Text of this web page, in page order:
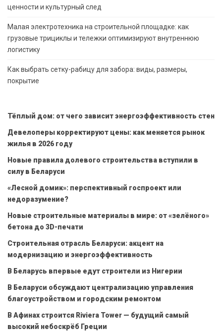
ценности и культурный след
Малая электротехника на строительной площадке: как
грузовые трициклы и тележки оптимизируют внутреннюю
логистику
Как выбрать сетку-рабицу для забора: виды, размеры,
покрытие
Тёплый дом: от чего зависит энергоэффективность стен
Девелоперы корректируют цены: как меняется рынок
жилья в 2026 году
Новые правила долевого строительства вступили в
силу в Беларуси
«Лесной домик»: перспективный госпроект или
недоразумение?
Новые строительные материалы в мире: от «зелёного»
бетона до 3D-печати
Строительная отрасль Беларуси: акцент на
модернизацию и энергоэффективность
В Беларусь впервые едут строители из Нигерии
В Беларуси обсуждают централизацию управления
благоустройством и городским ремонтом
В Афинах строится Riviera Tower — будущий самый
высокий небоскрёб Греции